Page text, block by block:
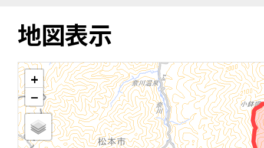
地図表示
+
−